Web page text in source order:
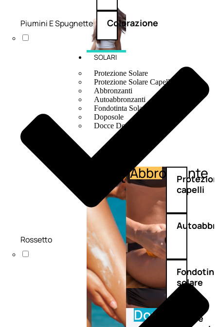
Colorazione
SOLARI
Protezione Solare
Protezione Solare Capelli
Abbronzanti
Autoabbronzanti
Fondotinta Solare
Doposole
Docce Doposole
Protezione
Abbronzante
Doposole
capelli
solare
Docce
Piumini E Spugnette
Rossetto